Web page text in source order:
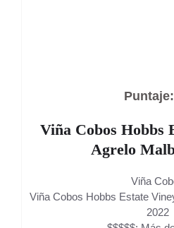
Viña Cobos Hobbs
Agrelo
Viña
Viña Cobos Hobbs Estate
2022